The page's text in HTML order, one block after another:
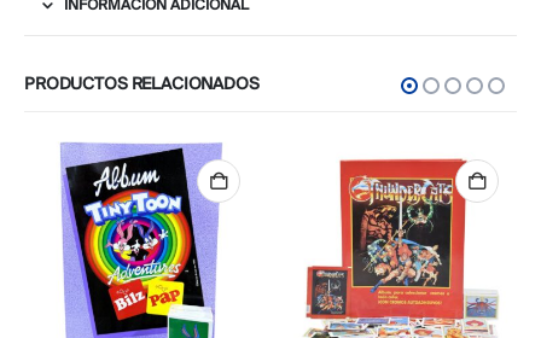
INFORMACIÓN ADICIONAL
PRODUCTOS RELACIONADOS